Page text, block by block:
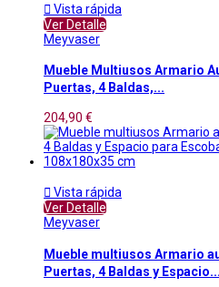
 Vista rápida
Ver Detalle
Meyvaser
Mueble Multiusos Armario
Puertas, 4 Baldas,...
204,90 €
 Vista rápida
Ver Detalle
Meyvaser
Mueble multiusos Armario
Puertas, 4 Baldas y Espacio...